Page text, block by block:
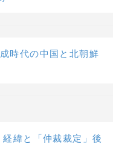
時代の中国と北朝鮮
緯と「仲裁裁定」後